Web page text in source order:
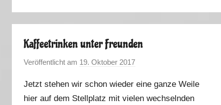
Kaffeetrinken unter Freunden
Veröffentlicht am 19. Oktober 2017
n
M
Jetzt stehen wir schon wieder eine ganze Weile
hier auf dem Stellplatz mit vielen wechselnden